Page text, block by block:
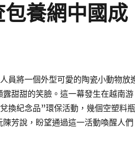
養網中國成
員將一個外型可愛的陶瓷小動物放
甜甜的笑臉。這一幕發生在越南游
換紀念品”環保活動，幾個空塑料瓶
芳說，盼望通過這一活動喚醒人們